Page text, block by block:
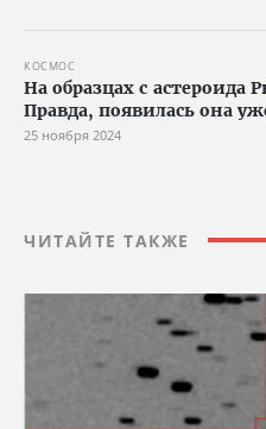
КОСМОС
На образцах с
Правда, появилась она
25 ноября 2024
ЧИТАЙТЕ ТАКЖЕ